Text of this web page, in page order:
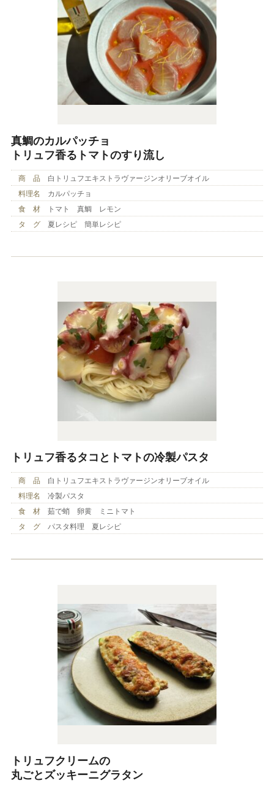
真鯛のカルパッチョ
トリュフ香るトマトのすり流し
商 品
白トリュフエキストラヴァージンオリーブオイル
料理名
カルパッチョ
食 材
トマト 真鯛 レモン
タ グ
夏レシピ 簡単レシピ
トリュフ香るタコとトマトの冷製パスタ
商 品
白トリュフエキストラヴァージンオリーブオイル
料理名
冷製パスタ
食 材
茹で蛸 卵黄 ミニトマト
タ グ
パスタ料理 夏レシピ
トリュフクリームの
丸ごとズッキーニグラタン